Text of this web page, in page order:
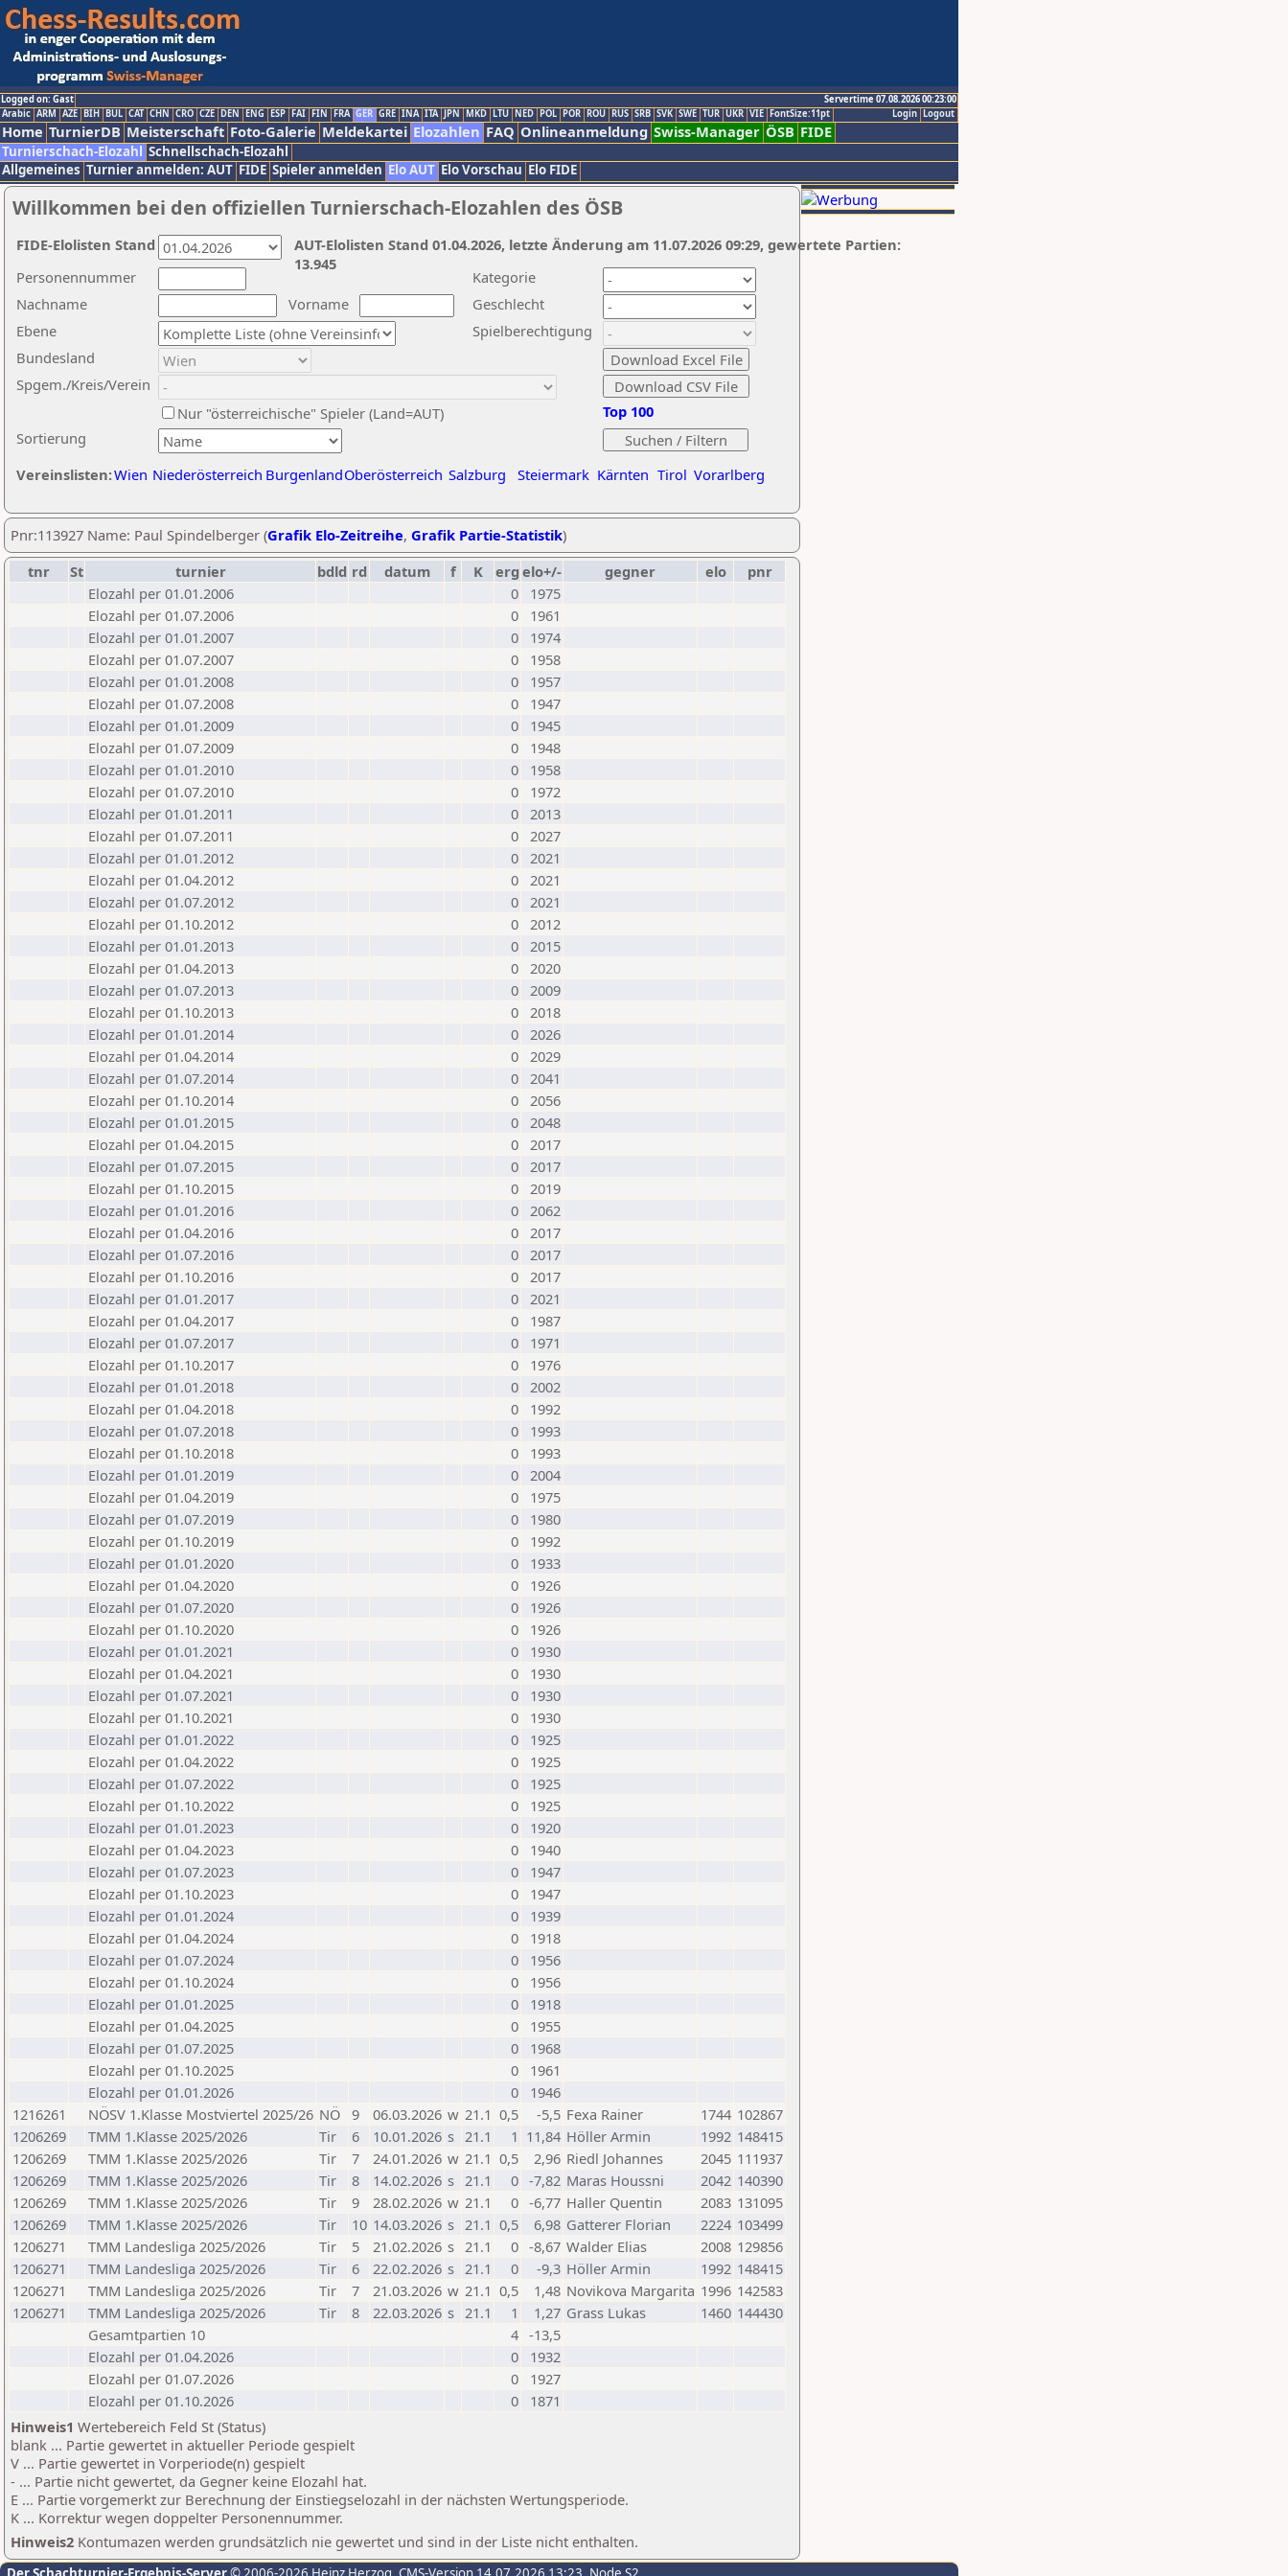
Logged on: Gast
Servertime 07.08.2026 00:23:00
Logout
Login
Arabic ARM AZE BIH BUL CAT CHN CRO CZE DEN ENG ESP FAI FIN FRA GER GRE INA ITA JPN MKD LTU NED POL POR ROU RUS SRB SVK SWE TUR UKR VIE FontSize:11pt
Home TurnierDB Meisterschaft Foto-Galerie Meldekartei Elozahlen FAQ Onlineanmeldung Swiss-Manager ÖSB FIDE
Turnierschach-Elozahl Schnellschach-Elozahl
Allgemeines Turnier anmelden: AUT FIDE Spieler anmelden Elo AUT Elo Vorschau Elo FIDE
Willkommen bei den offiziellen Turnierschach-Elozahlen des ÖSB
Nachname
Vorname
Ebene
Kategorie
Sortierung
Personennummer
Bundesland
Spgem./Kreis/Verein
Geschlecht
Nur "österreichische" Spieler (Land=AUT)
Spielberechtigung
Vereinslisten:Wien Niederösterreich BurgenlandOberösterreich Salzburg Steiermark Kärnten Tirol Vorarlberg
Top 100
AUT-Elolisten Stand 01.04.2026, letzte Änderung am 11.07.2026 09:29, gewertete Partien:
13.945
FIDE-Elolisten Stand
Pnr:113927 Name: Paul Spindelberger (Grafik Elo-Zeitreihe, Grafik Partie-Statistik)
tnr
St turnier bdld rd datum f K erg elo+/- gegner elo
pnr
Elozahl per 01.01.2006
0
1975
Elozahl per 01.07.2006
0
1961
Elozahl per 01.01.2007
0
1974
Elozahl per 01.07.2007
0
1958
Elozahl per 01.01.2008
0
1957
Elozahl per 01.07.2008
0
1947
Elozahl per 01.01.2009
0
1945
Elozahl per 01.07.2009
0
1948
Elozahl per 01.01.2010
0
1958
Elozahl per 01.07.2010
0
1972
Elozahl per 01.01.2011
0 2013
Elozahl per 01.07.2011
0 2027
Elozahl per 01.01.2012
0 2021
Elozahl per 01.04.2012
0 2021
Elozahl per 01.07.2012
0 2021
Elozahl per 01.10.2012
0 2012
Elozahl per 01.01.2013
0 2015
Elozahl per 01.04.2013
0 2020
Elozahl per 01.07.2013
0 2009
Elozahl per 01.10.2013
0 2018
Elozahl per 01.01.2014
0 2026
Elozahl per 01.04.2014
0 2029
Elozahl per 01.07.2014
0 2041
Elozahl per 01.10.2014
0 2056
Elozahl per 01.01.2015
0 2048
Elozahl per 01.04.2015
0 2017
Elozahl per 01.07.2015
0 2017
Elozahl per 01.10.2015
0 2019
Elozahl per 01.01.2016
0 2062
Elozahl per 01.04.2016
0 2017
Elozahl per 01.07.2016
0 2017
Elozahl per 01.10.2016
0 2017
Elozahl per 01.01.2017
0 2021
Elozahl per 01.04.2017
0
1987
Elozahl per 01.07.2017
0
1971
Elozahl per 01.10.2017
0
1976
Elozahl per 01.01.2018
0 2002
Elozahl per 01.04.2018
0
1992
Elozahl per 01.07.2018
0
1993
Elozahl per 01.10.2018
0
1993
Elozahl per 01.01.2019
0 2004
Elozahl per 01.04.2019
0
1975
Elozahl per 01.07.2019
0
1980
Elozahl per 01.10.2019
0
1992
Elozahl per 01.01.2020
0
1933
Elozahl per 01.04.2020
0
1926
Elozahl per 01.07.2020
0
1926
Elozahl per 01.10.2020
0
1926
Elozahl per 01.01.2021
0
1930
Elozahl per 01.04.2021
0
1930
Elozahl per 01.07.2021
0
1930
Elozahl per 01.10.2021
0
1930
Elozahl per 01.01.2022
0
1925
Elozahl per 01.04.2022
0
1925
Elozahl per 01.07.2022
0
1925
Elozahl per 01.10.2022
0
1925
Elozahl per 01.01.2023
0
1920
Elozahl per 01.04.2023
0
1940
Elozahl per 01.07.2023
0
1947
Elozahl per 01.10.2023
0
1947
Elozahl per 01.01.2024
0
1939
Elozahl per 01.04.2024
0
1918
Elozahl per 01.07.2024
0
1956
Elozahl per 01.10.2024
0
1956
Elozahl per 01.01.2025
0
1918
Elozahl per 01.04.2025
0
1955
Elozahl per 01.07.2025
0
1968
Elozahl per 01.10.2025
0
1961
Elozahl per 01.01.2026
0
1946
1216261
NÖSV 1.Klasse Mostviertel 2025/26 NÖ 9 06.03.2026 w 21.1 0,5 -5,5 Fexa Rainer 1744 102867
1206269
TMM 1.Klasse 2025/2026 Tir 6 10.01.2026 s 21.1 1 11,84 Höller Armin 1992 148415
1206269
TMM 1.Klasse 2025/2026 Tir 7 24.01.2026 w 21.1 0,5 2,96 Riedl Johannes 2045 111937
1206269
TMM 1.Klasse 2025/2026 Tir 8 14.02.2026 s 21.1 0 -7,82 Maras Houssni 2042 140390
1206269
TMM 1.Klasse 2025/2026 Tir 9 28.02.2026 w 21.1 0 -6,77 Haller Quentin 2083 131095
1206269
TMM 1.Klasse 2025/2026 Tir 10 14.03.2026 s 21.1 0,5 6,98 Gatterer Florian 2224 103499
1206271
TMM Landesliga 2025/2026 Tir 5 21.02.2026 s 21.1 0 -8,67 Walder Elias 2008 129856
1206271
TMM Landesliga 2025/2026 Tir 6 22.02.2026 s 21.1 0 -9,3 Höller Armin 1992 148415
1206271
TMM Landesliga 2025/2026 Tir 7 21.03.2026 w 21.1 0,5 1,48 Novikova Margarita 1996 142583
1206271
TMM Landesliga 2025/2026 Tir 8 22.03.2026 s 21.1 1 1,27 Grass Lukas 1460 144430
Gesamtpartien 10
4 -13,5
Elozahl per 01.04.2026
0
1932
Elozahl per 01.07.2026
0
1927
Elozahl per 01.10.2026
0
1871
Hinweis1 Wertebereich Feld St (Status)
blank ... Partie gewertet in aktueller Periode gespielt
V ... Partie gewertet in Vorperiode(n) gespielt
- ... Partie nicht gewertet, da Gegner keine Elozahl hat.
E ... Partie vorgemerkt zur Berechnung der Einstiegselozahl in der nächsten Wertungsperiode.
K ... Korrektur wegen doppelter Personennummer.
Hinweis2 Kontumazen werden grundsätzlich nie gewertet und sind in der Liste nicht enthalten.